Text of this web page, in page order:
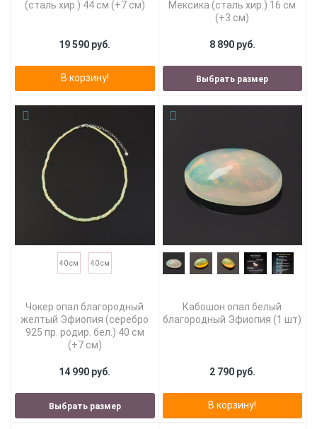
(сталь хир.) 44 см (+7 см)
19 590 руб.
В корзину!
Мексика (сталь хир.) 16 см
(+3 см)
8 890 руб.
Выбрать размер
40 см 40 см
Чокер опал благородный
желтый Эфиопия (серебро
925 пр. родир. бел.) 40 см
(+7 см)
14 990 руб.
Выбрать размер
Кабошон опал белый
благородный Эфиопия (1 шт)
2 790 руб.
В корзину!